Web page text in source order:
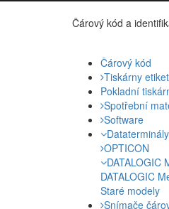
Čárový kód a
Čárový kód
Tiskárny
Pokladní
Spotřební
Software
Dataterminály
OPTICON
DATALOGIC
DATALOGIC
Staré modely
Snímače